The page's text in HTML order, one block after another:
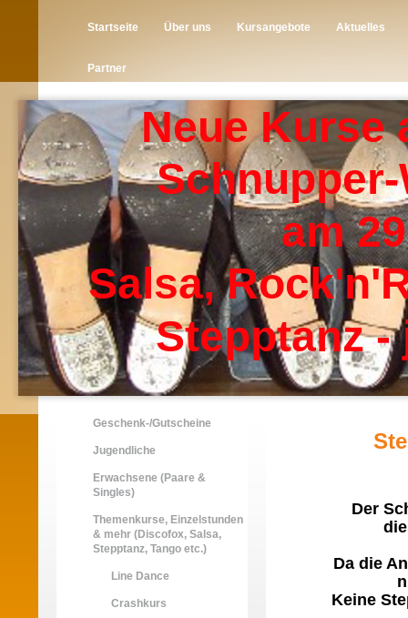
Startseite Über uns Kursangebote Aktuelles
Partner
Neue Kurse
am
Salsa,
Stepptanz -
Geschenk-/Gutscheine
Jugendliche
Erwachsene (Paare &
Singles)
Themenkurse, Einzelstunden
& mehr (Discofox, Salsa,
Stepptanz, Tango etc.)
Line Dance
Crashkurs
Der
Da die
Keine